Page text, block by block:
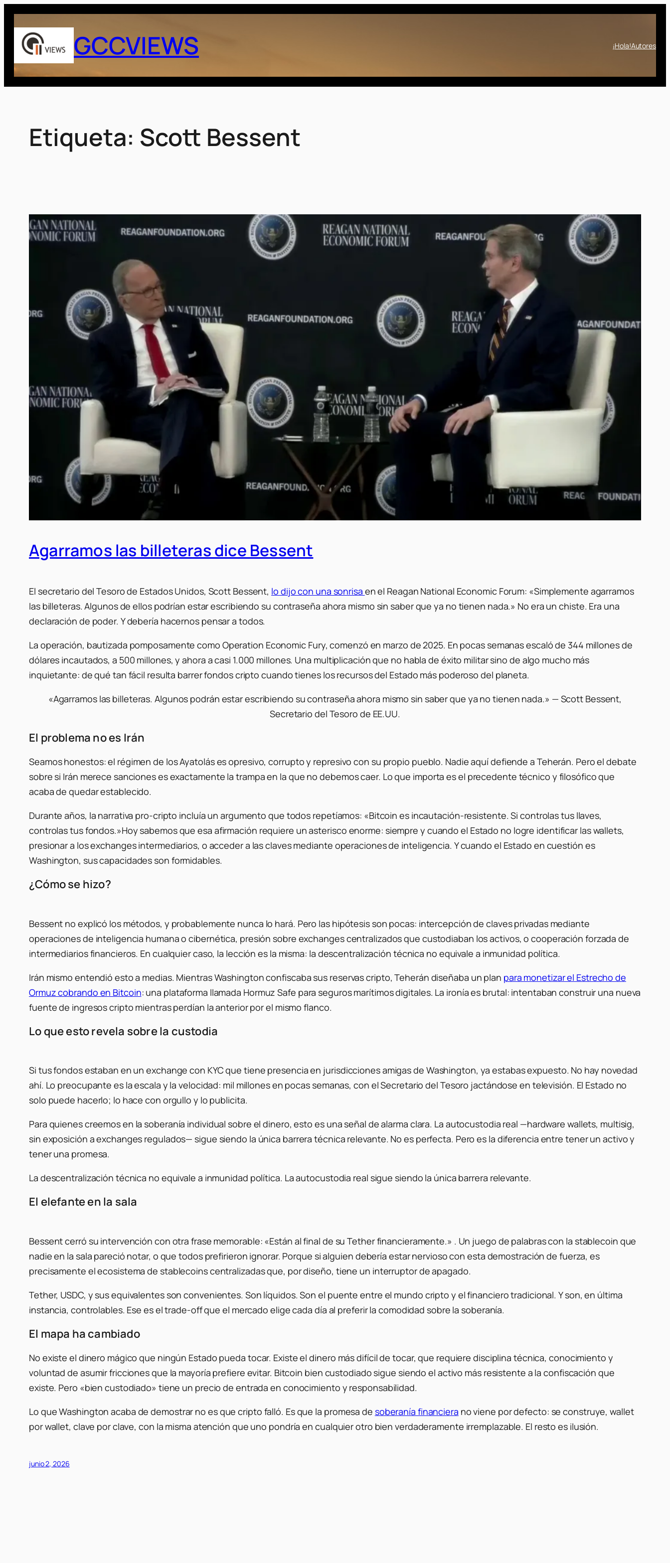
Saltar
contenido
GCCVIEWS ¡Hola!Autores
Etiqueta: Scott Bessent
Agarramos las billeteras dice Bessent
El secretario del Tesoro de Estados Unidos, Scott Bessent, lo dijo con una sonrisa en el Reagan National Economic Forum: «Simplemente agarramos
las billeteras. Algunos de ellos podrían estar escribiendo su contraseña ahora mismo sin saber que ya no tienen nada.» No era un chiste. Era una
declaración de poder. Y debería hacernos pensar a todos.
La operación, bautizada pomposamente como Operation Economic Fury, comenzó en marzo de 2025. En pocas semanas escaló de 344 millones de
dólares incautados, a 500 millones, y ahora a casi 1.000 millones. Una multiplicación que no habla de éxito militar sino de algo mucho más
inquietante: de qué tan fácil resulta barrer fondos cripto cuando tienes los recursos del Estado más poderoso del planeta.
«Agarramos las billeteras. Algunos podrán estar escribiendo su contraseña ahora mismo sin saber que ya no tienen nada.» — Scott Bessent,
Secretario del Tesoro de EE.UU.
El problema no es Irán
Seamos honestos: el régimen de los Ayatolás es opresivo, corrupto y represivo con su propio pueblo. Nadie aquí defiende a Teherán. Pero el debate
sobre si Irán merece sanciones es exactamente la trampa en la que no debemos caer. Lo que importa es el precedente técnico y filosófico que
acaba de quedar establecido.
Durante años, la narrativa pro-cripto incluía un argumento que todos repetíamos: «Bitcoin es incautación-resistente. Si controlas tus llaves,
controlas tus fondos.»Hoy sabemos que esa afirmación requiere un asterisco enorme: siempre y cuando el Estado no logre identificar las wallets,
presionar a los exchanges intermediarios, o acceder a las claves mediante operaciones de inteligencia. Y cuando el Estado en cuestión es
Washington, sus capacidades son formidables.
¿Cómo se hizo?
Bessent no explicó los métodos, y probablemente nunca lo hará. Pero las hipótesis son pocas: intercepción de claves privadas mediante
operaciones de inteligencia humana o cibernética, presión sobre exchanges centralizados que custodiaban los activos, o cooperación forzada de
intermediarios financieros. En cualquier caso, la lección es la misma: la descentralización técnica no equivale a inmunidad política.
Irán mismo entendió esto a medias. Mientras Washington confiscaba sus reservas cripto, Teherán diseñaba un plan para monetizar el Estrecho de
Ormuz cobrando en Bitcoin: una plataforma llamada Hormuz Safe para seguros marítimos digitales. La ironía es brutal: intentaban construir una nueva
fuente de ingresos cripto mientras perdían la anterior por el mismo flanco.
Lo que esto revela sobre la custodia
Si tus fondos estaban en un exchange con KYC que tiene presencia en jurisdicciones amigas de Washington, ya estabas expuesto. No hay novedad
ahí. Lo preocupante es la escala y la velocidad: mil millones en pocas semanas, con el Secretario del Tesoro jactándose en televisión. El Estado no
solo puede hacerlo; lo hace con orgullo y lo publicita.
Para quienes creemos en la soberanía individual sobre el dinero, esto es una señal de alarma clara. La autocustodia real —hardware wallets, multisig,
sin exposición a exchanges regulados— sigue siendo la única barrera técnica relevante. No es perfecta. Pero es la diferencia entre tener un activo y
tener una promesa.
La descentralización técnica no equivale a inmunidad política. La autocustodia real sigue siendo la única barrera relevante.
El elefante en la sala
Bessent cerró su intervención con otra frase memorable: «Están al final de su Tether financieramente.» . Un juego de palabras con la stablecoin que
nadie en la sala pareció notar, o que todos prefirieron ignorar. Porque si alguien debería estar nervioso con esta demostración de fuerza, es
precisamente el ecosistema de stablecoins centralizadas que, por diseño, tiene un interruptor de apagado.
Tether, USDC, y sus equivalentes son convenientes. Son líquidos. Son el puente entre el mundo cripto y el financiero tradicional. Y son, en última
instancia, controlables. Ese es el trade-off que el mercado elige cada día al preferir la comodidad sobre la soberanía.
El mapa ha cambiado
No existe el dinero mágico que ningún Estado pueda tocar. Existe el dinero más difícil de tocar, que requiere disciplina técnica, conocimiento y
voluntad de asumir fricciones que la mayoría prefiere evitar. Bitcoin bien custodiado sigue siendo el activo más resistente a la confiscación que
existe. Pero «bien custodiado» tiene un precio de entrada en conocimiento y responsabilidad.
Lo que Washington acaba de demostrar no es que cripto falló. Es que la promesa de soberanía financiera no viene por defecto: se construye, wallet
por wallet, clave por clave, con la misma atención que uno pondría en cualquier otro bien verdaderamente irremplazable. El resto es ilusión.
junio 2, 2026